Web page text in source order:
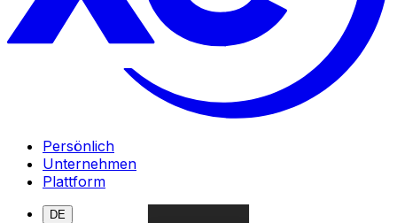
Persönlich
Unternehmen
Plattform
DE